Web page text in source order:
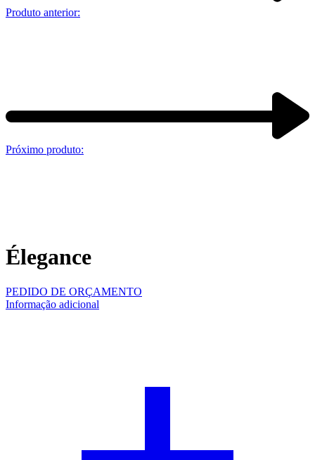
Produto anterior:
Próximo produto:
Élegance
PEDIDO DE ORÇAMENTO
Informação adicional